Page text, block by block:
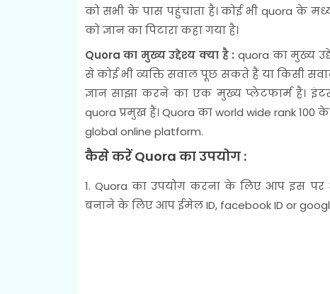
को सभी के पास पहुंचाता है। कोई भी quora के
को ज्ञान का पिटारा कहा गया है।
Quora का मुख्य उद्देश्य क्या है : quora का मुख्य
से कोई भी व्यक्ति सवाल पूछ सकते हैं या किसी
ज्ञान साझा करने का एक मुख्य प्लेटफार्म है।
quora प्रमुख हैं। Quora का world wide rank 100
global online platform.
कैसे करें Quora का उपयोग :
1. Quora का उपयोग करना के लिए आप इस पर
बनाने के लिए आप ईमेल ID, facebook ID or